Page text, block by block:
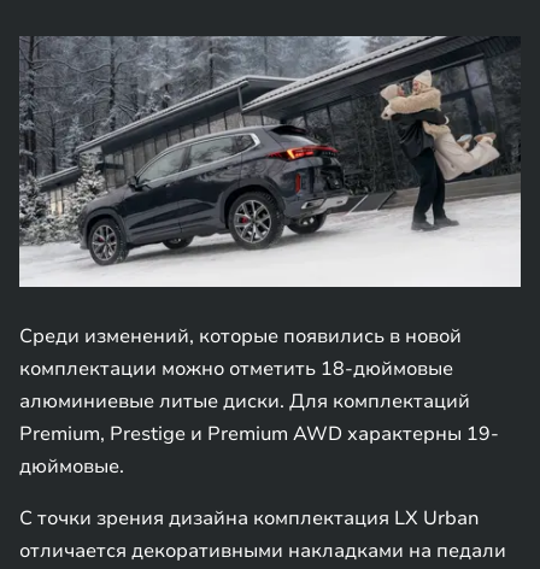
Среди изменений, которые появились в новой
комплектации можно отметить 18-дюймовые
алюминиевые литые диски. Для комплектаций
Premium, Prestige и Premium AWD характерны 19-
дюймовые.
С точки зрения дизайна комплектация LX Urban
отличается декоративными накладками на педали